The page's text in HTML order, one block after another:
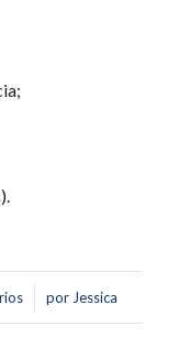
por Jessica